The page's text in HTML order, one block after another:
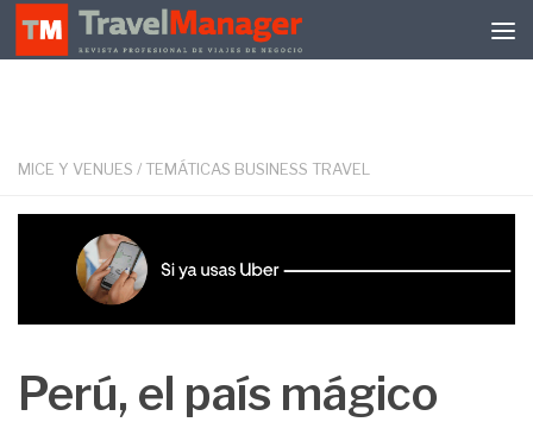
Debajo del contenido
MICE Y VENUES / TEMÁTICAS BUSINESS TRAVEL
Perú, el país mágico